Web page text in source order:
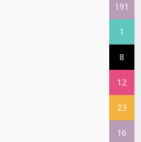
191
1
8
12
23
16